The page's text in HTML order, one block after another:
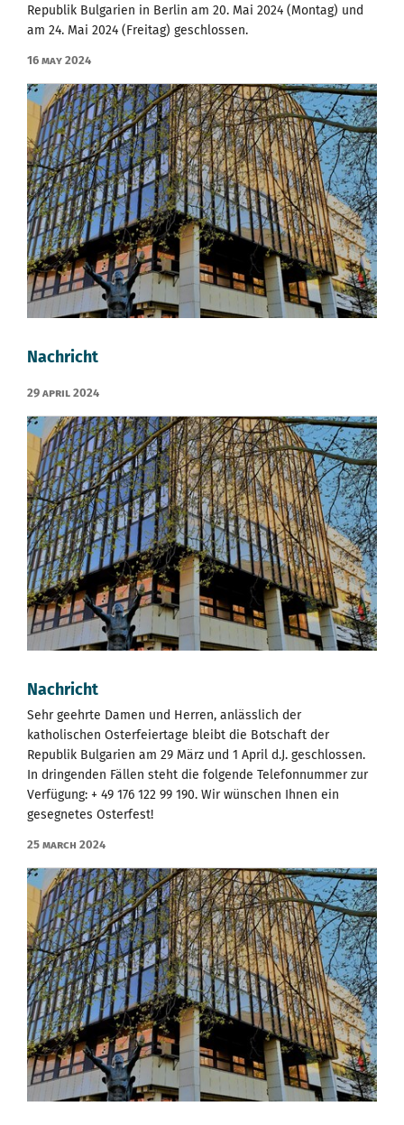
Republik Bulgarien in Berlin am 20. Mai 2024 (Montag) und
am 24. Mai 2024 (Freitag) geschlossen.
16 May 2024
Nachricht
29 April 2024
Nachricht
Sehr geehrte Damen und Herren, anlässlich der
katholischen Osterfeiertage bleibt die Botschaft der
Republik Bulgarien am 29 März und 1 April d.J. geschlossen.
In dringenden Fällen steht die folgende Telefonnummer zur
Verfügung: + 49 176 122 99 190. Wir wünschen Ihnen ein
gesegnetes Osterfest!
25 March 2024